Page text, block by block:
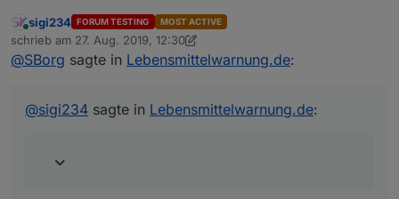
polldata is not defined
Fehlermeldung die Funktion "polldata" (das holt im JS
die Daten ab).
...und zu spät...
Online
sigi234 FORUM TESTING MOST ACTIVE
schrieb am 27. Aug. 2019, 12:30
zuletzt editiert von sigi234
@SBorg sagte in Lebensmittelwarnung.de:
@sigi234 sagte in Lebensmittelwarnung.de: